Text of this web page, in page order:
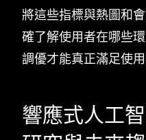
將這些指標與熱圖和
確了解使用者在哪些
調優才能真正滿足使
響應式人工